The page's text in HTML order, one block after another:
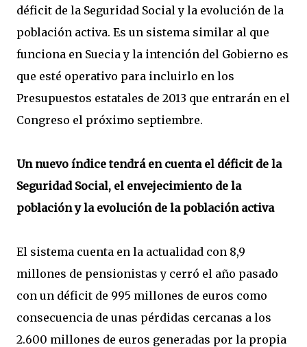
déficit de la Seguridad Social y la evolución de la
población activa. Es un sistema similar al que
funciona en Suecia y la intención del Gobierno es
que esté operativo para incluirlo en los
Presupuestos estatales de 2013 que entrarán en el
Congreso el próximo septiembre.
Un nuevo índice tendrá en cuenta el déficit de la
Seguridad Social, el envejecimiento de la
población y la evolución de la población activa
El sistema cuenta en la actualidad con 8,9
millones de pensionistas y cerró el año pasado
con un déficit de 995 millones de euros como
consecuencia de unas pérdidas cercanas a los
2.600 millones de euros generadas por la propia